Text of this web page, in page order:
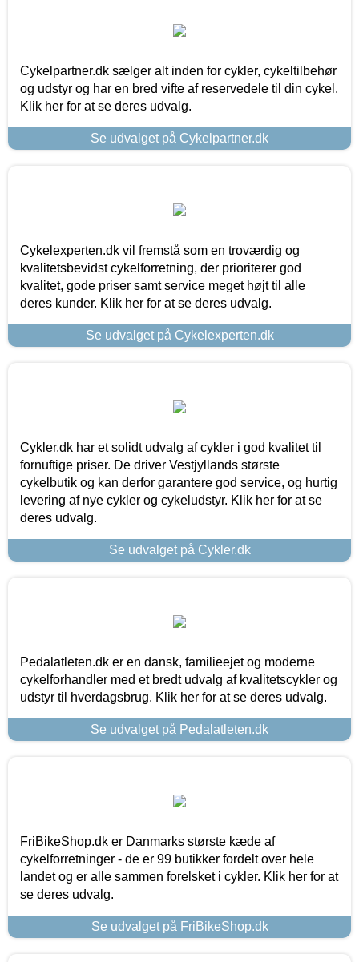
Cykelpartner.dk sælger alt inden for cykler, cykeltilbehør
og udstyr og har en bred vifte af reservedele til din cykel.
Klik her for at se deres udvalg.
Se udvalget på Cykelpartner.dk
Cykelexperten.dk vil fremstå som en troværdig og
kvalitetsbevidst cykelforretning, der prioriterer god
kvalitet, gode priser samt service meget højt til alle
deres kunder. Klik her for at se deres udvalg.
Se udvalget på Cykelexperten.dk
Cykler.dk har et solidt udvalg af cykler i god kvalitet til
fornuftige priser. De driver Vestjyllands største
cykelbutik og kan derfor garantere god service, og hurtig
levering af nye cykler og cykeludstyr. Klik her for at se
deres udvalg.
Se udvalget på Cykler.dk
Pedalatleten.dk er en dansk, familieejet og moderne
cykelforhandler med et bredt udvalg af kvalitetscykler og
udstyr til hverdagsbrug. Klik her for at se deres udvalg.
Se udvalget på Pedalatleten.dk
FriBikeShop.dk er Danmarks største kæde af
cykelforretninger - de er 99 butikker fordelt over hele
landet og er alle sammen forelsket i cykler. Klik her for at
se deres udvalg.
Se udvalget på FriBikeShop.dk